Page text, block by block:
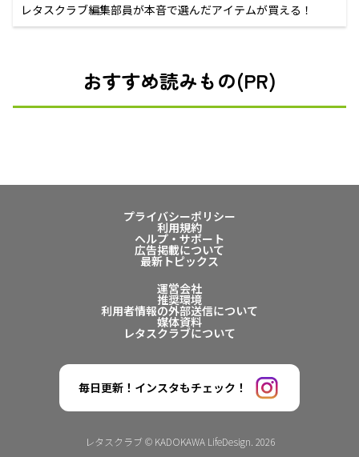
レタスクラブ編集部員が本音で選んだアイテムが買える！
おすすめ読みもの(PR)
プライバシーポリシー
利用規約
ヘルプ・サポート
広告掲載について
最新トピックス
運営会社
推奨環境
利用者情報の外部送信について
媒体資料
レタスクラブについて
毎日更新！インスタもチェック！
レタスクラブ © KADOKAWA LifeDesign. 2026